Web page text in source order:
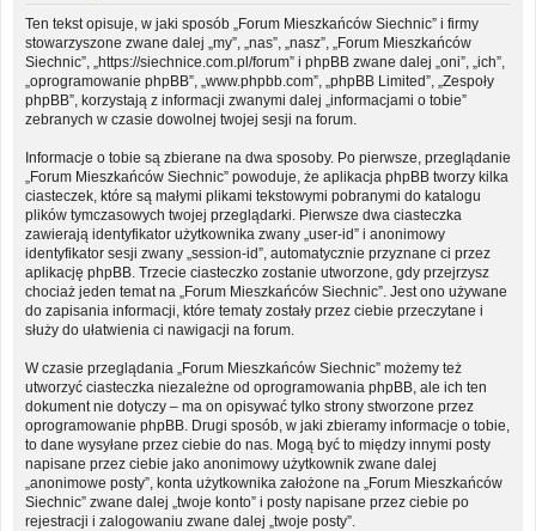
Ten tekst opisuje, w jaki sposób „Forum Mieszkańców Siechnic” i firmy
stowarzyszone zwane dalej „my”, „nas”, „nasz”, „Forum Mieszkańców
Siechnic”, „https://siechnice.com.pl/forum” i phpBB zwane dalej „oni”, „ich”,
„oprogramowanie phpBB”, „www.phpbb.com”, „phpBB Limited”, „Zespoły
phpBB”, korzystają z informacji zwanymi dalej „informacjami o tobie”
zebranych w czasie dowolnej twojej sesji na forum.
Informacje o tobie są zbierane na dwa sposoby. Po pierwsze, przeglądanie
„Forum Mieszkańców Siechnic” powoduje, że aplikacja phpBB tworzy kilka
ciasteczek, które są małymi plikami tekstowymi pobranymi do katalogu
plików tymczasowych twojej przeglądarki. Pierwsze dwa ciasteczka
zawierają identyfikator użytkownika zwany „user-id” i anonimowy
identyfikator sesji zwany „session-id”, automatycznie przyznane ci przez
aplikację phpBB. Trzecie ciasteczko zostanie utworzone, gdy przejrzysz
chociaż jeden temat na „Forum Mieszkańców Siechnic”. Jest ono używane
do zapisania informacji, które tematy zostały przez ciebie przeczytane i
służy do ułatwienia ci nawigacji na forum.
W czasie przeglądania „Forum Mieszkańców Siechnic” możemy też
utworzyć ciasteczka niezależne od oprogramowania phpBB, ale ich ten
dokument nie dotyczy – ma on opisywać tylko strony stworzone przez
oprogramowanie phpBB. Drugi sposób, w jaki zbieramy informacje o tobie,
to dane wysyłane przez ciebie do nas. Mogą być to między innymi posty
napisane przez ciebie jako anonimowy użytkownik zwane dalej
„anonimowe posty”, konta użytkownika założone na „Forum Mieszkańców
Siechnic” zwane dalej „twoje konto” i posty napisane przez ciebie po
rejestracji i zalogowaniu zwane dalej „twoje posty”.